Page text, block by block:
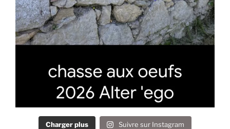
Charger plus Suivre sur Instagram